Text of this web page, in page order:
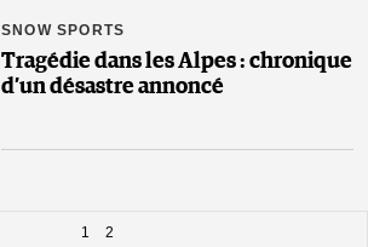
SNOW SPORTS
Tragédie dans les Alpes : chronique
d’un désastre annoncé
1 2